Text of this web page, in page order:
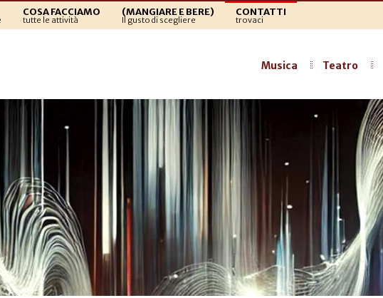
COSA FACCIAMO
tutte le attività
(MANGIARE E BERE)
Il gusto di scegliere
CONTATTI
trovaci
Musica Teatro